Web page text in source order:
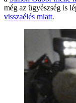
még az ügyészség is
visszaélés miatt.